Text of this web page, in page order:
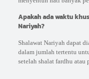
Apakah ada waktu
Nariyah?
Shalawat Nariyah dapat
dalam jumlah tertentu
setelah shalat fardhu atau